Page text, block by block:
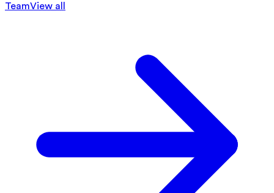
TeamView all